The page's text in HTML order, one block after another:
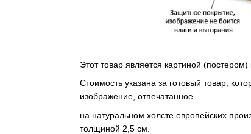
Этот товар является картиной (постером)
Стоимость указана за готовый товар,
изображение, отпечатанное
на натуральном холсте европейских
толщиной 2,5 см.